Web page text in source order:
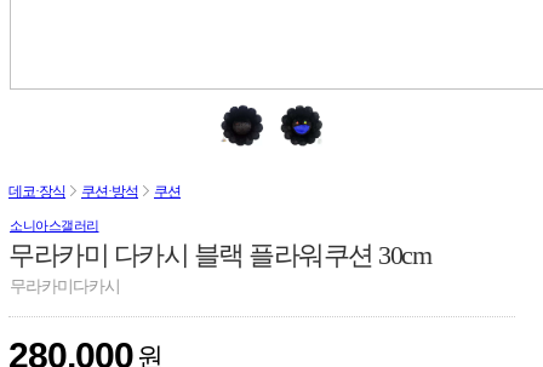
데코·장식 쿠션·방석 쿠션
소니아스갤러리
무라카미 다카시 블랙 플라워쿠션 30cm
무라카미다카시
280,000 원